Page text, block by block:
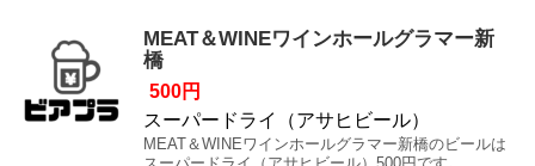
MEAT＆WINEワインホールグラマー新
橋
500円
スーパードライ（アサヒビール）
MEAT＆WINEワインホールグラマー新橋のビールは